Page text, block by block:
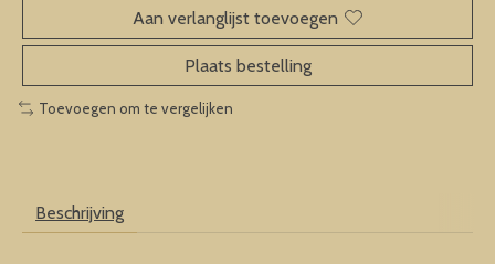
Aan verlanglijst toevoegen
Plaats bestelling
Toevoegen om te vergelijken
Beschrijving